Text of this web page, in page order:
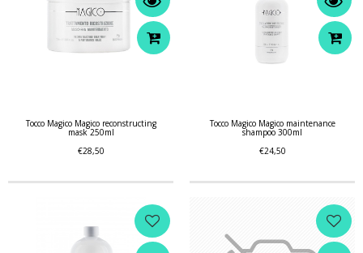
Tocco Magico Magico reconstructing
mask 250ml
€28,50
Tocco Magico Magico maintenance
shampoo 300ml
€24,50